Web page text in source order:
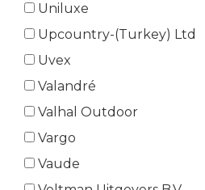
Uniluxe
Upcountry-(Turkey) Ltd
Uvex
Valandré
Valhal Outdoor
Vargo
Vaude